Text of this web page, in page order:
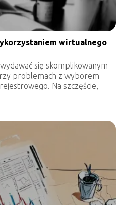
wirtualnego
się skomplikowanym
problemach z wyborem
Na szczęście,